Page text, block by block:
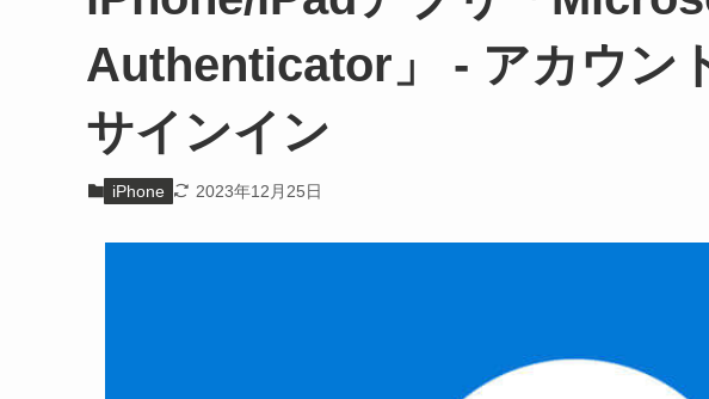
Authenticator」 - アカウン
サインイン
iPhone 2023年12月25日